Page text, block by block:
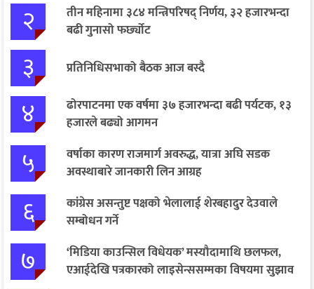
२
तीन महिनामा ३८४ मन्त्रिपरिषद् निर्णय, ३२ हजारभन्दा
बढी गुनासो फर्छ्योट
३ प्रतिनिधिसभाको बैठक आज बस्दै
४
ढोरपाटनमा एक वर्षमा ३७ हजारभन्दा बढी पर्यटक, १३
हजारले बढ्यो आगमन
५
वर्षाका कारण राजमार्ग अवरुद्ध, यात्रा अघि सडक
अवस्थाबारे जानकारी लिन आग्रह
६
कांग्रेस असन्तुष्ट पक्षको भेलालाई शेरबहादुर देउवाले
सम्बोधन गर्ने
७
‘मिडिया काउन्सिल विधेयक’ मस्यौदामाथि छलफल,
एआईदेखि पत्रकारको लाइसेन्ससम्मका विषयमा सुझाव